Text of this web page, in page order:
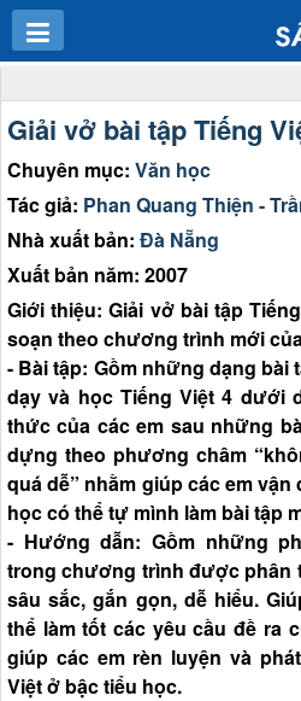
Giải vở bài tập Tiếng
Chuyên mục: Văn học
Tác giả: Phan Quang Thiện -
Nhà xuất bản: Đà Nẵng
Xuất bản năm: 2007
Giới thiệu: Giải vở bài tập
soạn theo chương trình mới
- Bài tập: Gồm những dạng
dạy và học Tiếng Việt 4 dưới
thức của các em sau những
dựng theo phương châm
quá dễ” nhằm giúp các em
học có thể tự mình làm bài tập
- Hướng dẫn: Gồm những
trong chương trình được phân
sâu sắc, gắn gọn, dễ hiểu.
thể làm tốt các yêu cầu đề ra
giúp các em rèn luyện và
Việt ở bậc tiểu học.